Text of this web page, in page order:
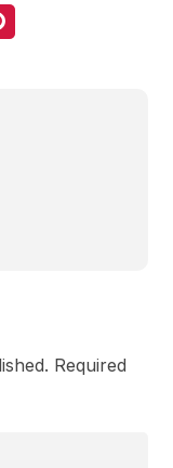
Required